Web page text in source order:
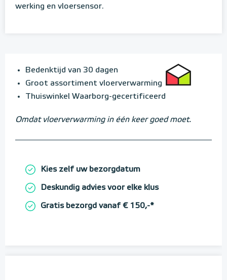
werking en vloersensor.
Bedenktijd van 30 dagen
Groot assortiment vloerverwarming
Thuiswinkel Waarborg-gecertificeerd
Omdat vloerverwarming in één keer goed moet.
Kies zelf uw bezorgdatum
Deskundig advies voor elke klus
Gratis bezorgd vanaf € 150,-*